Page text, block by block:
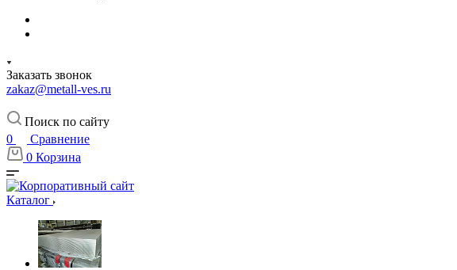
Заказать звонок
zakaz@metall-ves.ru
Поиск по сайту
0
Сравнение
0 Корзина
Каталог